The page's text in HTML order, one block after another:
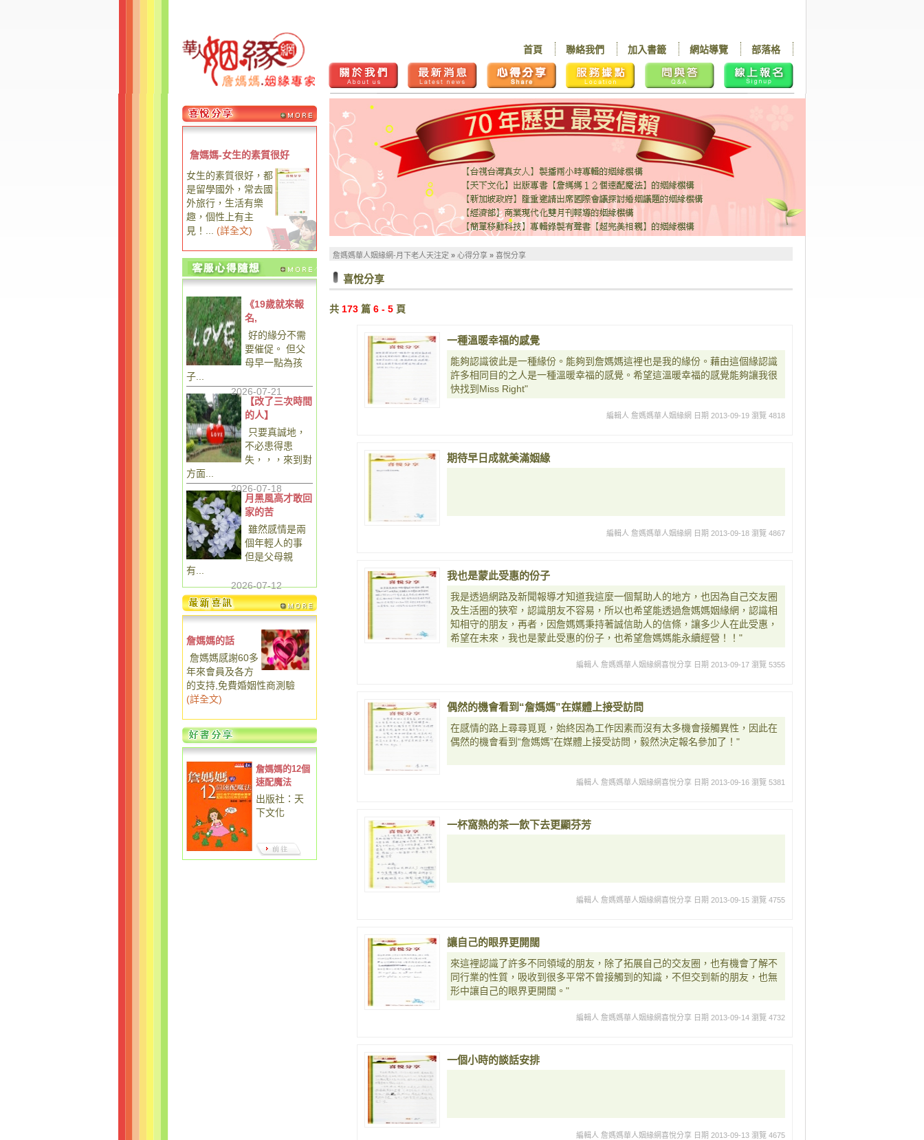
部落格
網站導覽
加入書籤
聯絡我們
首頁
詹媽媽-女生的素質很好
女生的素質很好，都
是留學國外，常去國
外旅行，生活有樂
趣，個性上有主
見！...
(詳全文)
《19歲就來報
名,
好的緣分不需
要催促。 但父
母早一點為孩
子...
2026-07-21
【改了三次時間
的人】
只要真誠地，
不必患得患
失，，，來到對
方面...
2026-07-18
月黑風高才敢回
家的苦
雖然感情是兩
個年輕人的事
但是父母親
有...
2026-07-12
詹媽媽的話
詹媽媽感謝60多
年來會員及各方
的支持,免費婚姻性商測驗
(詳全文)
詹媽媽的12個
速配魔法
出版社：天
下文化
詹媽媽華人姻緣網-月下老人天注定 » 心得分享 » 喜悅分享
喜悅分享
共 173 篇 6 - 5 頁
一種溫暖幸福的感覺
能夠認識彼此是一種緣份。能夠到詹媽媽這裡也是我的緣份。藉由這個緣認識
許多相同目的之人是一種溫暖幸福的感覺。希望這溫暖幸福的感覺能夠讓我很
快找到Miss Right"
編輯人 詹媽媽華人姻緣網 日期 2013-09-19 瀏覽 4818
期待早日成就美滿姻緣
編輯人 詹媽媽華人姻緣網 日期 2013-09-18 瀏覽 4867
我也是蒙此受惠的份子
我是透過網路及新聞報導才知道我這麼一個幫助人的地方，也因為自己交友圈
及生活圈的狹窄，認識朋友不容易，所以也希望能透過詹媽媽姻緣網，認識相
知相守的朋友，再者，因詹媽媽秉持著誠信助人的信條，讓多少人在此受惠，
希望在未來，我也是蒙此受惠的份子，也希望詹媽媽能永續經營！！"
編輯人 詹媽媽華人姻緣網喜悅分享 日期 2013-09-17 瀏覽 5355
偶然的機會看到“詹媽媽”在媒體上接受訪問
在感情的路上尋尋覓覓，始終因為工作因素而沒有太多機會接觸異性，因此在
偶然的機會看到“詹媽媽”在媒體上接受訪問，毅然決定報名參加了！"
編輯人 詹媽媽華人姻緣網喜悅分享 日期 2013-09-16 瀏覽 5381
一杯窩熱的茶一飲下去更顯芬芳
編輯人 詹媽媽華人姻緣網喜悅分享 日期 2013-09-15 瀏覽 4755
讓自己的眼界更開闊
來這裡認識了許多不同領域的朋友，除了拓展自己的交友圈，也有機會了解不
同行業的性質，吸收到很多平常不曾接觸到的知識，不但交到新的朋友，也無
形中讓自己的眼界更開闊。"
編輯人 詹媽媽華人姻緣網喜悅分享 日期 2013-09-14 瀏覽 4732
一個小時的談話安排
編輯人 詹媽媽華人姻緣網喜悅分享 日期 2013-09-13 瀏覽 4675